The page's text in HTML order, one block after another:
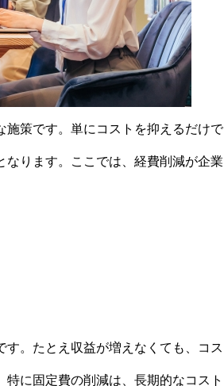
策です。単にコストを抑えるだけで
ります。ここでは、経費削減が企業
す。たとえ収益が増えなくても、コス
に固定費の削減は、長期的なコスト